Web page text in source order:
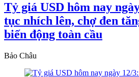
Tỷ giá USD hôm nay
tục nhích lên, chợ đen
biến động toàn cầu
Bảo Châu